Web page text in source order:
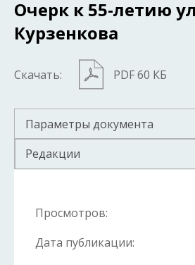
Очерк к 55-летию
Курзенкова
Скачать: PDF 60 КБ
Параметры документа
Редакции
Просмотров:
Дата публикации: